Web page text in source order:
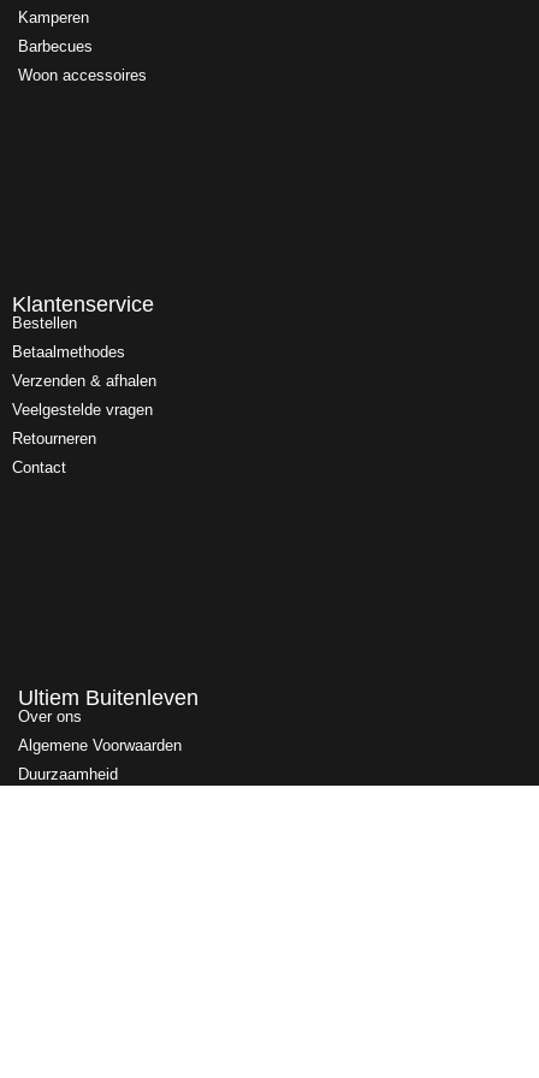
Kamperen
Barbecues
Woon accessoires
Klantenservice
Bestellen
Betaalmethodes
Verzenden & afhalen
Veelgestelde vragen
Retourneren
Contact
Ultiem Buitenleven
Over ons
Algemene Voorwaarden
Duurzaamheid